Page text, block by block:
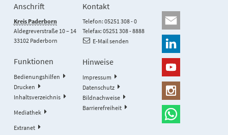
Anschrift
Kreis Paderborn
Aldegreverstraße 10 – 14
33102 Paderborn
Kontakt
Telefon: 05251 308 - 0
Telefax: 05251 308 - 8888
E-Mail senden
Funktionen
Bedienungshilfen
Drucken
Inhaltsverzeichnis
Mediathek
Extranet
Hinweise
Impressum
Datenschutz
Bildnachweise
Barrierefreiheit